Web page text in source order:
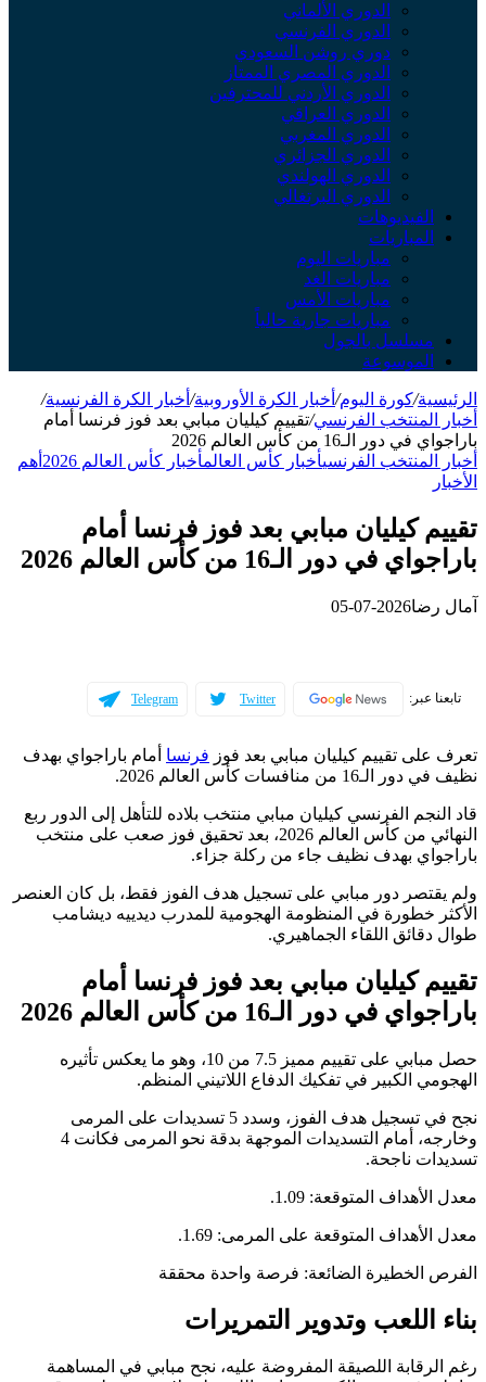
الدوري الألماني
الدوري الفرنسي
دوري روشن السعودي
الدوري المصري الممتاز
الدوري الأردني للمحترفين
الدوري العراقي
الدوري المغربي
الدوري الجزائري
الدوري الهولندي
الدوري البرتغالي
الفيديوهات
المباريات
مباريات اليوم
مباريات الغد
مباريات الأمس
مباريات جارية حالياً
مسلسل بالجول
الموسوعة
الرئيسية/كورة اليوم/ أخبار الكرة الأوروبية/ أخبار الكرة الفرنسية/
أخبار المنتخب الفرنسي/تقييم كيليان مبابي بعد فوز فرنسا أمام
باراجواي في دور الـ16 من كأس العالم 2026
أخبار المنتخب الفرنسيأخبار كأس العالمأخبار كأس العالم 2026
أهم
الأخبار
تقييم كيليان مبابي بعد فوز فرنسا أمام
باراجواي في دور الـ16 من كأس العالم 2026
آمال رضا2026-07-05
تابعنا عبر: Twitter
Telegram
تعرف على تقييم كيليان مبابي بعد فوز فرنسا أمام باراجواي بهدف
نظيف في دور الـ16 من منافسات كأس العالم 2026.
​قاد النجم الفرنسي كيليان مبابي منتخب بلاده للتأهل إلى الدور ربع
النهائي من كأس العالم 2026، بعد تحقيق فوز صعب على منتخب
باراجواي بهدف نظيف جاء من ركلة جزاء.
ولم يقتصر دور مبابي على تسجيل هدف الفوز فقط، بل كان العنصر
الأكثر خطورة في المنظومة الهجومية للمدرب ديدييه ديشامب
طوال دقائق اللقاء الجماهيري.
تقييم كيليان مبابي بعد فوز فرنسا أمام
باراجواي في دور الـ16 من كأس العالم 2026
حصل مبابي على تقييم مميز 7.5 من 10، وهو ما يعكس تأثيره
الهجومي الكبير في تفكيك الدفاع اللاتيني المنظم.
نجح في تسجيل هدف الفوز، وسدد 5 تسديدات على المرمى
وخارجه، أمام التسديدات الموجهة بدقة نحو المرمى فكانت 4
تسديدات ناجحة.
​معدل الأهداف المتوقعة: 1.09.
​معدل الأهداف المتوقعة على المرمى: 1.69.
​الفرص الخطيرة الضائعة: فرصة واحدة محققة
​بناء اللعب وتدوير التمريرات
​رغم الرقابة اللصيقة المفروضة عليه، نجح مبابي في المساهمة